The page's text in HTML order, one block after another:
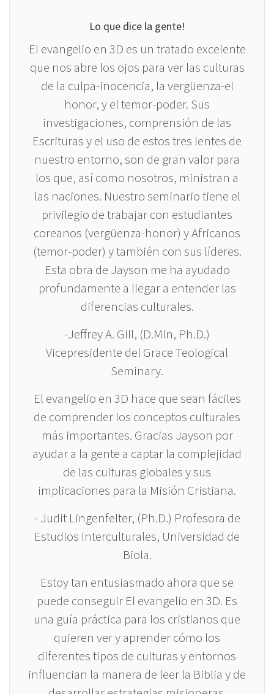
Lo que dice la gente!
El evangelio en 3D es un tratado excelente
que nos abre los ojos para ver las culturas
de la culpa-inocencia, la vergüenza-el
honor, y el temor-poder. Sus
investigaciones, comprensión de las
Escrituras y el uso de estos tres lentes de
nuestro entorno, son de gran valor para
los que, así como nosotros, ministran a
las naciones. Nuestro seminario tiene el
privilegio de trabajar con estudiantes
coreanos (vergüenza-honor) y Africanos
(temor-poder) y también con sus líderes.
Esta obra de Jayson me ha ayudado
profundamente a llegar a entender las
diferencias culturales.
-Jeffrey A. Gill, (D.Min, Ph.D.)
Vicepresidente del Grace Teological
Seminary.
El evangelio en 3D hace que sean fáciles
de comprender los conceptos culturales
más importantes. Gracias Jayson por
ayudar a la gente a captar la complejidad
de las culturas globales y sus
implicaciones para la Misión Cristiana.
- Judit Lingenfelter, (Ph.D.) Profesora de
Estudios Interculturales, Universidad de
Biola.
Estoy tan entusiasmado ahora que se
puede conseguir El evangelio en 3D. Es
una guía práctica para los cristianos que
quieren ver y aprender cómo los
diferentes tipos de culturas y entornos
influencian la manera de leer la Biblia y de